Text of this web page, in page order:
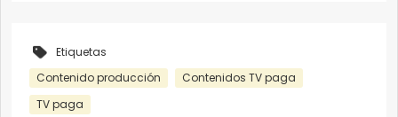
Etiquetas
Contenido producción
Contenidos TV paga
TV paga